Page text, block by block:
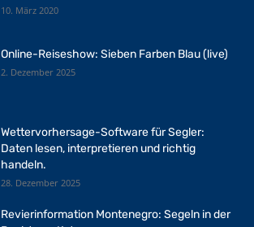
10. März 2020
Online-Reiseshow: Sieben Farben Blau (live)
2. Dezember 2025
Wettervorhersage-Software für Segler:
Daten lesen, interpretieren und richtig
handeln.
28. Dezember 2025
Revierinformation Montenegro: Segeln in der